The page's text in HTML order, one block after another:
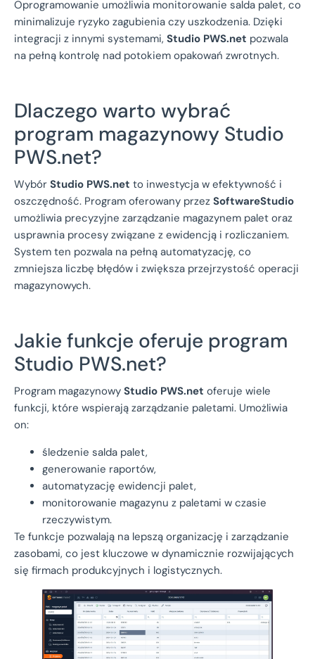
Oprogramowanie umożliwia monitorowanie salda palet, co
minimalizuje ryzyko zagubienia czy uszkodzenia. Dzięki
integracji z innymi systemami, Studio PWS.net pozwala
na pełną kontrolę nad potokiem opakowań zwrotnych.
Dlaczego warto wybrać
program magazynowy Studio
PWS.net?
Wybór Studio PWS.net to inwestycja w efektywność i
oszczędność. Program oferowany przez SoftwareStudio
umożliwia precyzyjne zarządzanie magazynem palet oraz
usprawnia procesy związane z ewidencją i rozliczaniem.
System ten pozwala na pełną automatyzację, co
zmniejsza liczbę błędów i zwiększa przejrzystość operacji
magazynowych.
Jakie funkcje oferuje program
Studio PWS.net?
Program magazynowy Studio PWS.net oferuje wiele
funkcji, które wspierają zarządzanie paletami. Umożliwia
on:
śledzenie salda palet,
generowanie raportów,
automatyzację ewidencji palet,
monitorowanie magazynu z paletami w czasie
rzeczywistym.
Te funkcje pozwalają na lepszą organizację i zarządzanie
zasobami, co jest kluczowe w dynamicznie rozwijających
się firmach produkcyjnych i logistycznych.